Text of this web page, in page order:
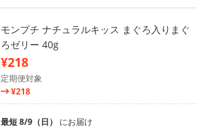
モンプチ ナチュラルキッス まぐろ入りまぐ
ろゼリー 40g
¥218
定期便対象
¥218
最短 8/9（日） にお届け